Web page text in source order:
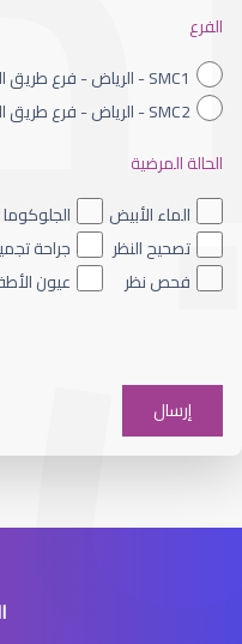
طبيب عيون الرياض
الفرع
SMC1 - الرياض - فرع طريق الملك فهد
SMC2 - الرياض - فرع طريق الملك عبدالله
الحالة المرضية
الماء الأبيض
الجلوكوما
تصحيح النظر
جراحة
فحص نظر
عيون